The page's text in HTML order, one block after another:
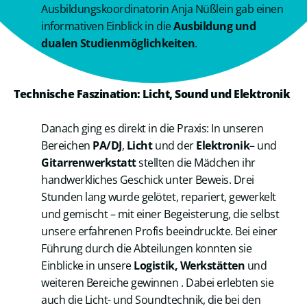
Ausbildungskoordinatorin Anja Nüßlein gab einen
informativen Einblick in dieAusbildung und
dualen Studienmöglichkeiten.
Technische Faszination: Licht, Sound und Elektronik
Danach ging es direkt in die Praxis: In unseren
Bereichen PA/DJ, Lichtund derElektronik– und
Gitarrenwerkstattstellten die Mädchen ihr
handwerkliches Geschick unter Beweis. Drei
Stunden lang wurde gelötet, repariert, gewerkelt
und gemischt – mit einer Begeisterung, die selbst
unsere erfahrenen Profis beeindruckte. Bei einer
Führung durch die Abteilungen konnten sie
Einblicke in unsereLogistik, Werkstätten und
weiteren Bereiche gewinnen . Dabei erlebten sie
auch die Licht- und Soundtechnik, die bei den